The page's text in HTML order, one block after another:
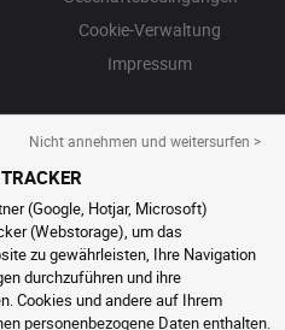
Cookie-Verwaltung
Impressum
Nicht annehmen und weitersurfen >
(Google, Hotjar, Microsoft)
(Webstorage), um das
zu gewährleisten, Ihre Navigation
durchzuführen und ihre
Cookies und andere auf Ihrem
personenbezogene Daten enthalten.